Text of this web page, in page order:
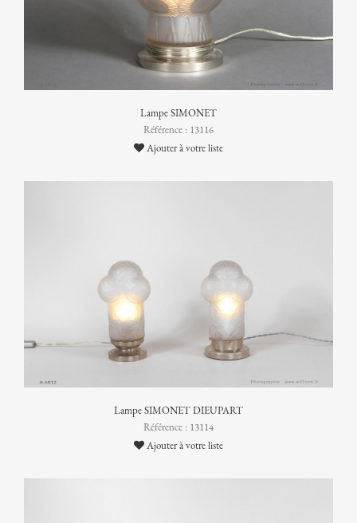
Lampe SIMONET
Référence : 13116
Ajouter à votre liste
Lampe SIMONET DIEUPART
Référence : 13114
Ajouter à votre liste